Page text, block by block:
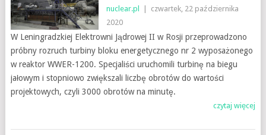
nuclear.pl
czwartek, 22 października
2020
W Leningradzkiej Elektrowni Jądrowej II w Rosji przeprowadzono
próbny rozruch turbiny bloku energetycznego nr 2 wyposażonego
w reaktor WWER-1200. Specjaliści uruchomili turbinę na biegu
jałowym i stopniowo zwiększali liczbę obrotów do wartości
projektowych, czyli 3000 obrotów na minutę.
czytaj więcej